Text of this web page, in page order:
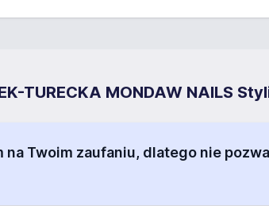
TURECKA MONDAW NAILS
na Twoim zaufaniu, dlatego nie